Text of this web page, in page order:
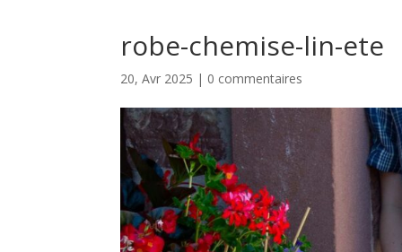
robe-chemise-lin-ete
20, Avr 2025 | 0 commentaires